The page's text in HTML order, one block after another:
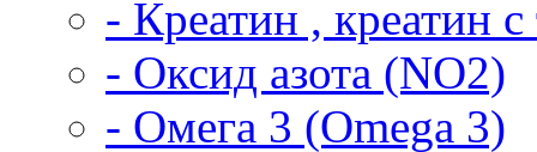
- Креатин , креатин
- Оксид азота (NO2)
- Омега 3 (Omega 3)